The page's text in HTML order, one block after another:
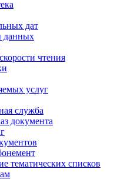
дат
данных
чтения
услуг
служба
документа
тематических списков